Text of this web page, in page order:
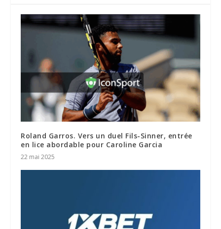
Roland Garros. Vers un duel Fils-Sinner, entrée
en lice abordable pour Caroline Garcia
22 mai 2025